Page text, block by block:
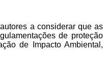
autores a considerar que as
de proteção
de Impacto Ambiental,